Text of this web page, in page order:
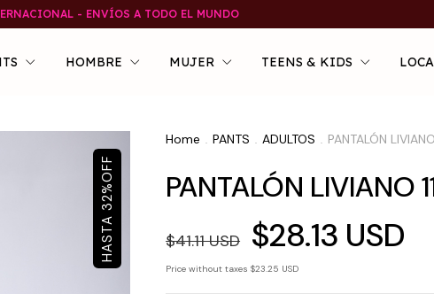
- ENVÍOS A TODO EL MUNDO
HOMBRE MUJER TEENS & KIDS
32
%
OFF
Home PANTS ADULTOS PANTALÓN
PANTALÓN LIVIANO
$41.11 USD $28.13 USD
Price without taxes$23.25 USD